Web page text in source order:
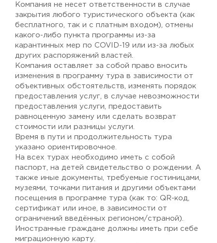
Компания не несет ответственности в случае
закрытия любого туристического объекта (как
бесплатного, так и с платным входом), отмены
какого-либо пункта программы из-за
карантинных мер по COVID-19 или из-за любых
других распоряжений властей.
Компания оставляет за собой право вносить
изменения в программу тура в зависимости от
объективных обстоятельств, изменять порядок
предоставления услуг, в случае невозможности
предоставления услуги, предоставить
равноценную замену или сделать возврат
стоимости или разницы услуги.
Время в пути и продолжительность тура
указано ориентировочное.
На всех турах необходимо иметь с собой
паспорт, на детей свидетельство о рождении. А
также иные документы, требуемые гостиницами,
музеями, точками питания и другими объектами
посещения в программе тура (как то: QR-код,
сертификат или иное, в зависимости от
ограничений введённых регионом/страной).
Иностранные граждане должны иметь при себе
миграционную карту.